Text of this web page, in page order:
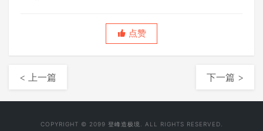
点赞
< 上一篇 下一篇 >
COPYRIGHT © 2099 登峰造极境. ALL RIGHTS RESERVED.